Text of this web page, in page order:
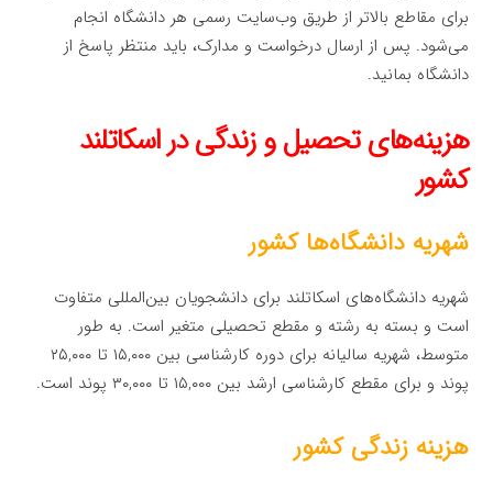
برای مقاطع بالاتر از طریق وب‌سایت رسمی هر دانشگاه انجام
می‌شود. پس از ارسال درخواست و مدارک، باید منتظر پاسخ از
دانشگاه بمانید.
هزینه‌های تحصیل و زندگی در اسکاتلند
کشور
شهریه دانشگاه‌ها کشور
شهریه دانشگاه‌های اسکاتلند برای دانشجویان بین‌المللی متفاوت
است و بسته به رشته و مقطع تحصیلی متغیر است. به طور
متوسط، شهریه سالیانه برای دوره کارشناسی بین ۱۵,۰۰۰ تا ۲۵,۰۰۰
پوند و برای مقطع کارشناسی ارشد بین ۱۵,۰۰۰ تا ۳۰,۰۰۰ پوند است.
هزینه زندگی کشور